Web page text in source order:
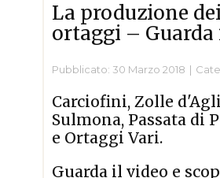
La produzione
ortaggi – Guarda
Pubblicato: 30 Marzo 2018
Carciofini, Zolle
Sulmona, Passata di
e Ortaggi Vari.
Guarda il video e